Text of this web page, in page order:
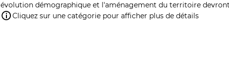
évolution démographique et l'aménagement du territoire
Cliquez sur une catégorie pour afficher plus de détails